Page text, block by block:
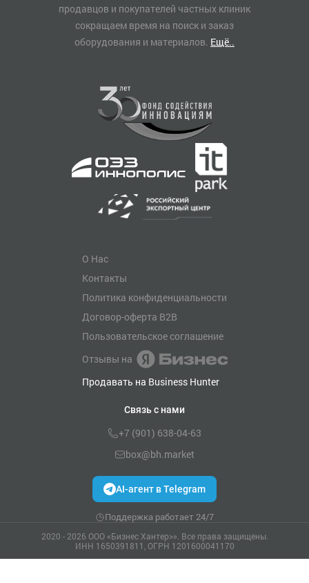
продавцов и покупателей частных клиник
сокращаем время на поиск и заказ
оборудования и материалов. Ещё..
О Нас
Контакты
Политика конфиденциальности
Договор-оферта B2B
Пользовательское соглашение
Отзывы на
Продавать на Business Hunter
Связь с нами
+7 (901) 638-04-63
box@bh.market
AI-агент в Telegram
Поддержка работает 24/7
2020 - 2026 ООО «Бизнес Хантер>». Все права защищены.
ИНН 1650391811, ОГРН 1201600041170